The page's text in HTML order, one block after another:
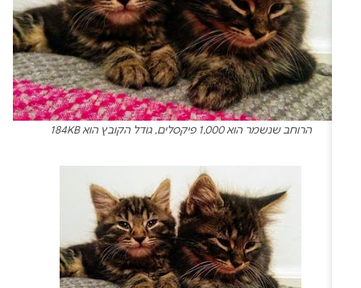
הרוחב שנשמר הוא 1,000 פיקסלים, גודל הקובץ הוא 184KB